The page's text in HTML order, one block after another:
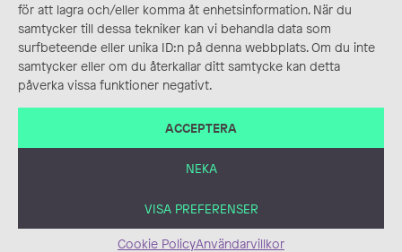
för att lagra och/eller komma åt enhetsinformation. När du
samtycker till dessa tekniker kan vi behandla data som
surfbeteende eller unika ID:n på denna webbplats. Om du inte
samtycker eller om du återkallar ditt samtycke kan detta
påverka vissa funktioner negativt.
ACCEPTERA
NEKA
VISA PREFERENSER
Cookie PolicyAnvändarvillkor
ANVÄNDARVILLKOR